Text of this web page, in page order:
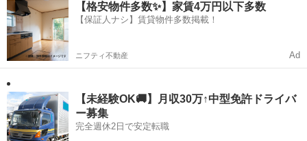
【格安物件多数✨】家賃4万円以下多数
【保証人ナシ】賃貸物件多数掲載！
ニフティ不動産 Ad
【未経験OK🚚】月収30万↑中型免許ドライバ
ー募集
完全週休2日で安定転職